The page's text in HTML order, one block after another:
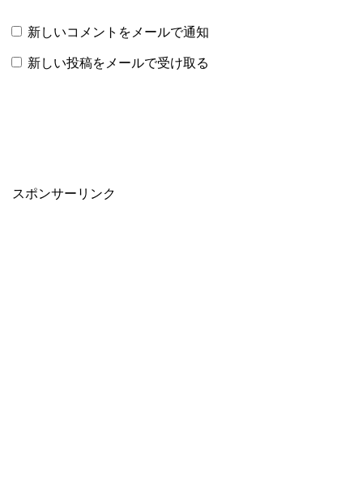
新しいコメントをメールで通知
新しい投稿をメールで受け取る
スポンサーリンク